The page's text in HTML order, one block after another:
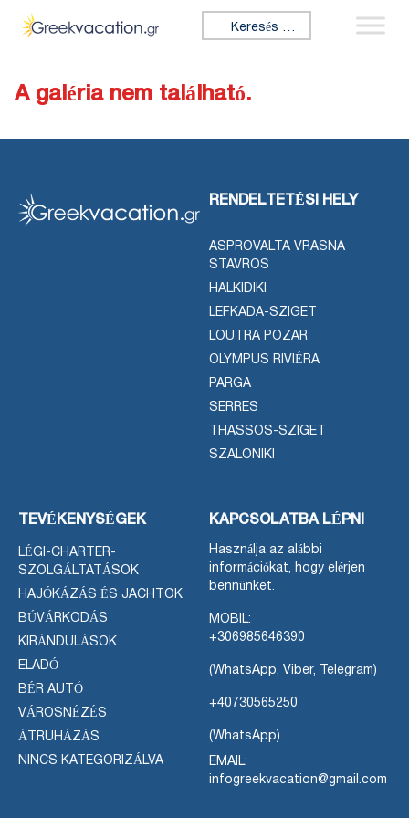
Ugrás a tartalomhoz
Keresés:
A galéria nem található.
RENDELTETÉSI HELY
ASPROVALTA VRASNA
STAVROS
HALKIDIKI
LEFKADA-SZIGET
LOUTRA POZAR
OLYMPUS RIVIÉRA
PARGA
SERRES
THASSOS-SZIGET
SZALONIKI
TEVÉKENYSÉGEK
LÉGI-CHARTER-
SZOLGÁLTATÁSOK
HAJÓKÁZÁS ÉS JACHTOK
BÚVÁRKODÁS
KIRÁNDULÁSOK
ELADÓ
BÉR AUTÓ
VÁROSNÉZÉS
ÁTRUHÁZÁS
NINCS KATEGORIZÁLVA
KAPCSOLATBA LÉPNI
Használja az alábbi
információkat, hogy elérjen
bennünket.
MOBIL:
+306985646390
(WhatsApp, Viber, Telegram)
+40730565250
(WhatsApp)
EMAIL:
infogreekvacation@gmail.com